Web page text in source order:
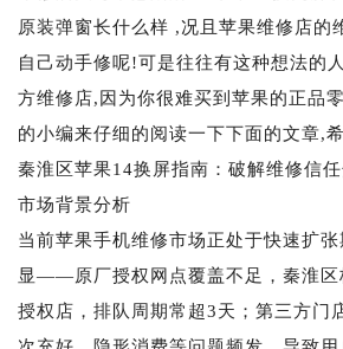
原装弹窗长什么样 ,况且苹果维修店的
自己动手修呢!可是往往有这种想法的
方维修店,因为你很难买到苹果的正品
的小编来仔细的阅读一下下面的文章,
秦淮区苹果14换屏指南：破解维修信
市场背景分析
当前苹果手机维修市场正处于快速扩
显——原厂授权网点覆盖不足，秦淮区
授权店，排队周期常超3天；第三方门